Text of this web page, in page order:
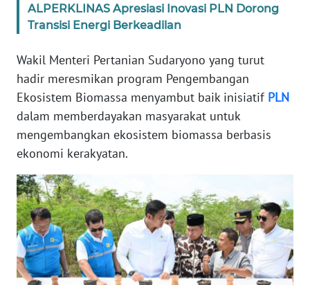
ALPERKLINAS Apresiasi Inovasi PLN Dorong
Transisi Energi Berkeadilan
Wakil Menteri Pertanian Sudaryono yang turut
hadir meresmikan program Pengembangan
Ekosistem Biomassa menyambut baik inisiatif PLN
dalam memberdayakan masyarakat untuk
mengembangkan ekosistem biomassa berbasis
ekonomi kerakyatan.
NTT
KEPRI
WN
PAPUA
PAPUA
BARAT
WN
RIAU
WN
SERAMBI